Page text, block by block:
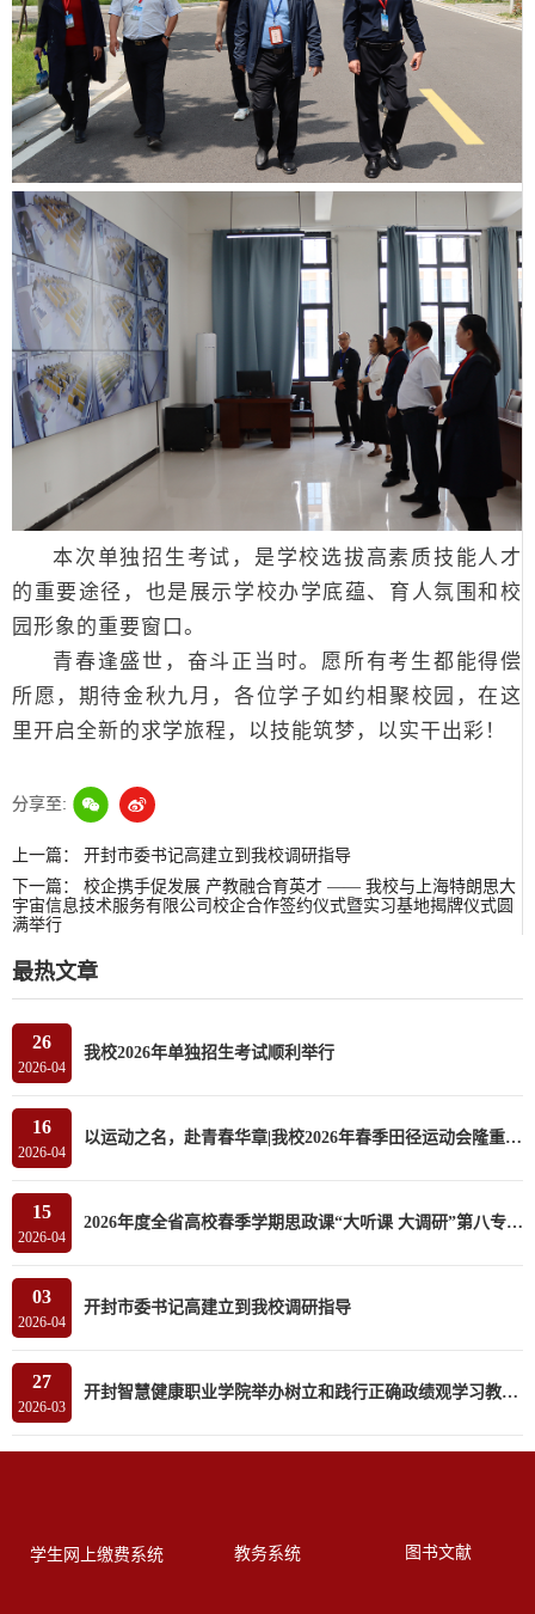
本次单独招生考试，是学校选拔高素质技能人才
的重要途径，也是展示学校办学底蕴、育人氛围和校
园形象的重要窗口。
青春逢盛世，奋斗正当时。愿所有考生都能得偿
所愿，期待金秋九月，各位学子如约相聚校园，在这
里开启全新的求学旅程，以技能筑梦，以实干出彩！
分享至:
上一篇： 开封市委书记高建立到我校调研指导
下一篇： 校企携手促发展 产教融合育英才 —— 我校与上海特朗思大
宇宙信息技术服务有限公司校企合作签约仪式暨实习基地揭牌仪式圆
满举行
最热文章
26
2026-04
我校2026年单独招生考试顺利举行
16
2026-04
以运动之名，赴青春华章|我校2026年春季田径运动会隆重开幕
15
2026-04
2026年度全省高校春季学期思政课“大听课 大调研”第八专家组莅临我校听课调研
03
2026-04
开封市委书记高建立到我校调研指导
27
2026-03
开封智慧健康职业学院举办树立和践行正确政绩观学习教育读书班
学生网上缴费系统 教务系统 图书文献